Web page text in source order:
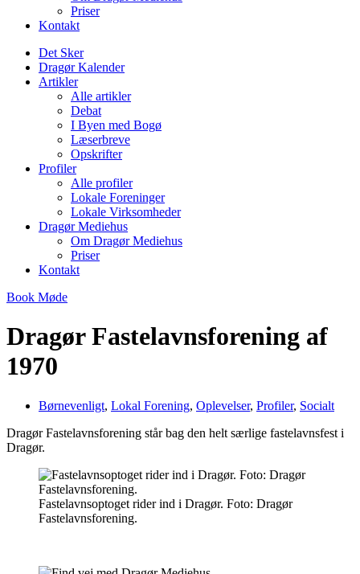
Priser
Kontakt
Det Sker
Dragør Kalender
Artikler
Alle artikler
Debat
I Byen med Bogø
Læserbreve
Opskrifter
Profiler
Alle profiler
Lokale Foreninger
Lokale Virksomheder
Dragør Mediehus
Om Dragør Mediehus
Priser
Kontakt
Book Møde
Dragør Fastelavnsforening af
1970
Børnevenligt, Lokal Forening, Oplevelser, Profiler, Socialt
Dragør Fastelavnsforening står bag den helt særlige fastelavnsfest i
Dragør.
Fastelavnsoptoget rider ind i Dragør. Foto: Dragør
Fastelavnsforening.